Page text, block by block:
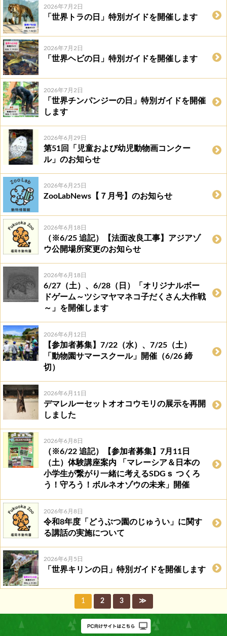
2026年7月2日
「世界トラの日」特別ガイドを開催します
2026年7月2日
「世界ヘビの日」特別ガイドを開催します
2026年7月2日
「世界チンパンジーの日」特別ガイドを開催
します
2026年6月29日
第51回「児童および幼児動物画コンクー
ル」のお知らせ
2026年6月25日
ZooLabNews【７月号】のお知らせ
2026年6月18日
（※6/25 追記）【法面改良工事】アジアゾ
ウ公開場所変更のお知らせ
2026年6月18日
6/27（土）、6/28（日）「オリジナルボー
ドゲーム～ツシマヤマネコ子だくさん大作戦
～」を開催します
2026年6月12日
【参加者募集】7/22（水）、7/25（土）
「動物園サマースクール」開催（6/26 締
切）
2026年6月11日
デマレルーセットオオコウモリの展示を再開
しました
2026年6月8日
（※6/22 追記）【参加者募集】7月11日
（土）体験講座案内 「マレーシア＆日本の
小学生が繋がり一緒に考えるSDGｓ つくろ
う！守ろう！ボルネオゾウの未来」開催
2026年6月8日
令和8年度「どうぶつ園のじゅうい」に関す
る講話の実施について
2026年6月5日
「世界キリンの日」特別ガイドを開催します
1 2 3 ≫